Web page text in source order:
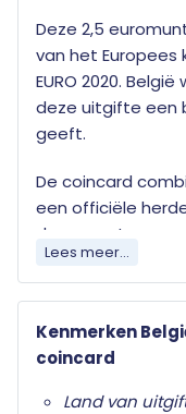
Deze 2,5
van het Europees
EURO 2020.
deze uitgifte een
geeft.
De coincard
een officiële
deze munt een
zowel
Deze officiële
fraaie coincard.
Lees meer...
Kenmerken
coincard
Land van